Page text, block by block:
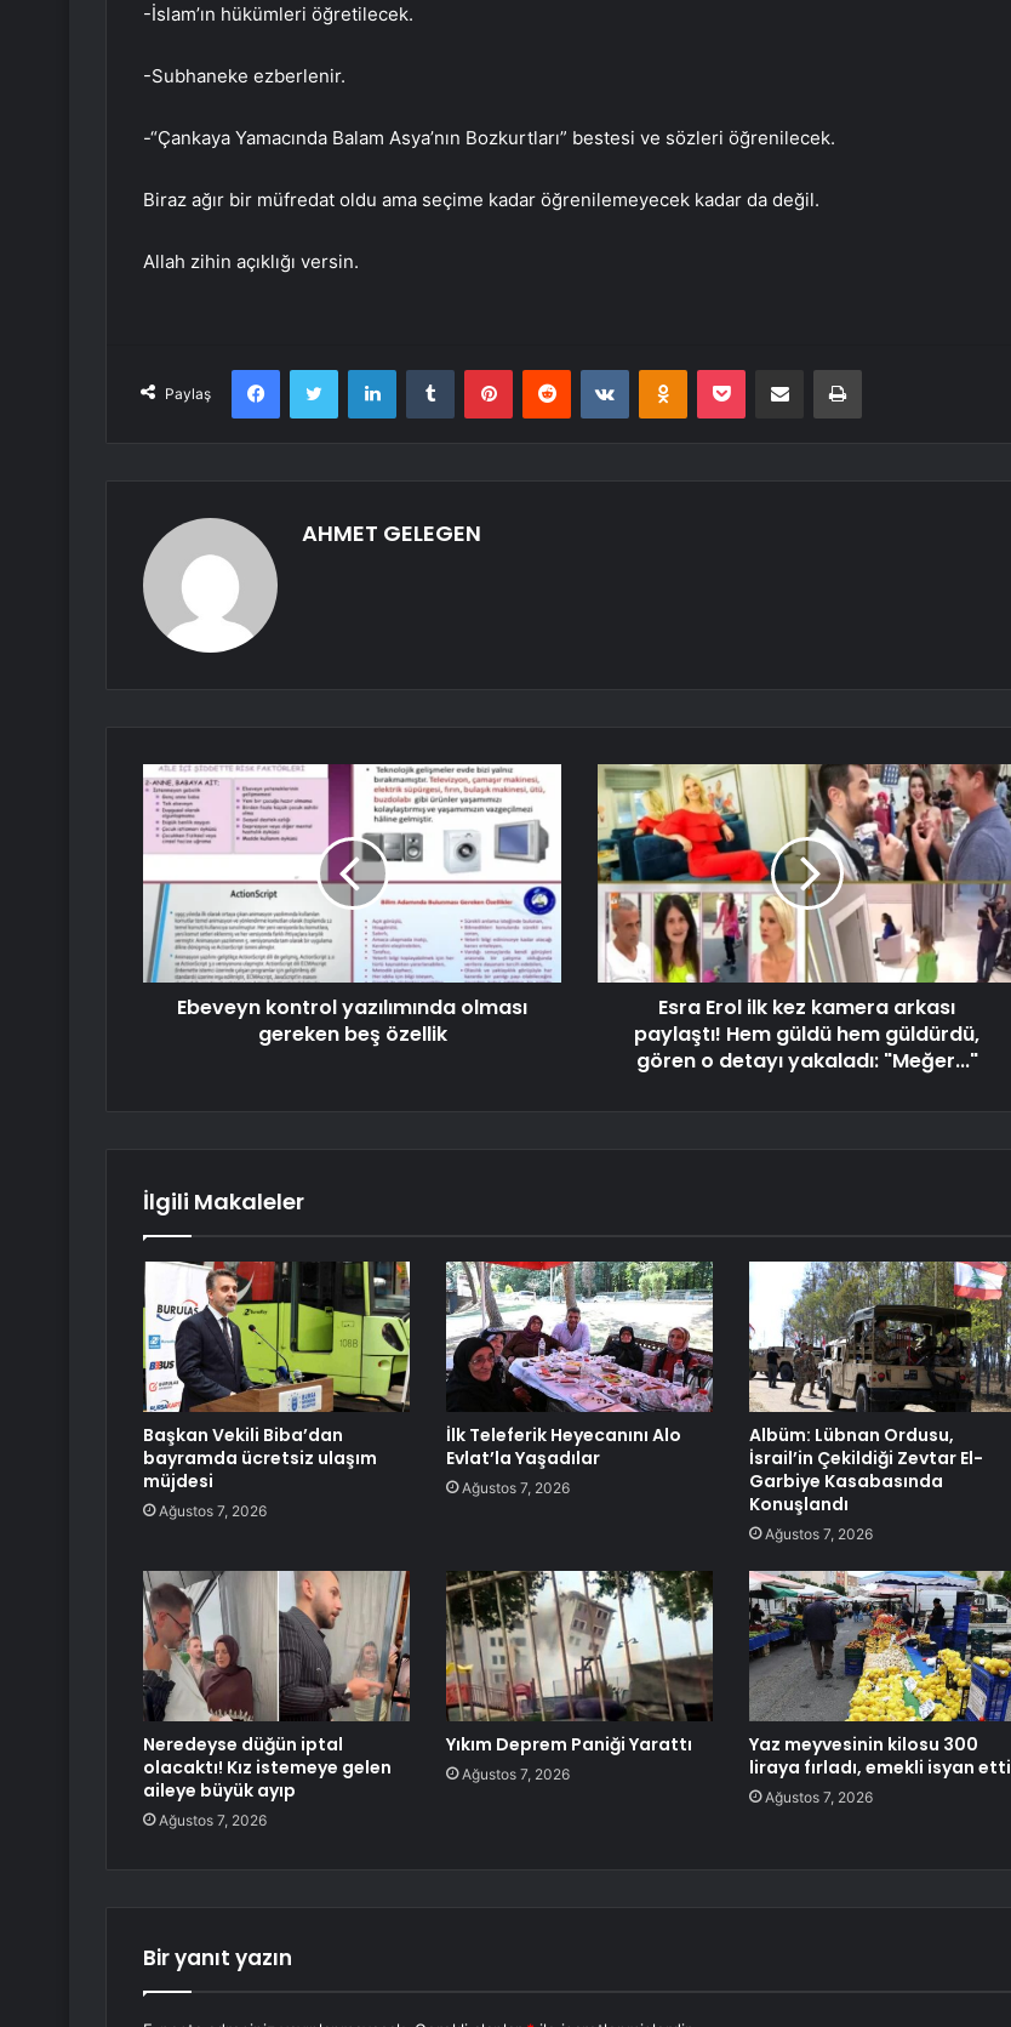
-İslam’ın hükümleri öğretilecek.
-Subhaneke ezberlenir.
-“Çankaya Yamacında Balam Asya’nın Bozkurtları” bestesi ve sözleri öğrenilecek.
Biraz ağır bir müfredat oldu ama seçime kadar öğrenilemeyecek kadar da değil.
Allah zihin açıklığı versin.
Paylaş
FacebookTwitter LinkedInTumblr PinterestReddit VKontakteOdnoklassniki
Pocket E-Posta ile paylaş Yazdır
AHMET GELEGEN
Ebeveyn kontrol yazılımında olması
gereken beş özellik
Esra Erol ilk kez kamera arkası
paylaştı! Hem güldü hem güldürdü,
gören o detayı yakaladı: "Meğer..."
İlgili Makaleler
Başkan Vekili Biba’dan
bayramda ücretsiz ulaşım
müjdesi
Ağustos 7, 2026
İlk Teleferik Heyecanını Alo
Evlat’la Yaşadılar
Ağustos 7, 2026
Albüm: Lübnan Ordusu,
İsrail’in Çekildiği Zevtar El-
Garbiye Kasabasında
Konuşlandı
Ağustos 7, 2026
Neredeyse düğün iptal
olacaktı! Kız istemeye gelen
aileye büyük ayıp
Ağustos 7, 2026
Yıkım Deprem Paniği Yarattı
Ağustos 7, 2026
Yaz meyvesinin kilosu 300
liraya fırladı, emekli isyan etti
Ağustos 7, 2026
Bir yanıt yazın